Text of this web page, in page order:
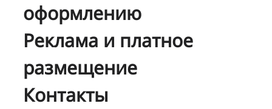
оформлению
Реклама и платное
размещение
Контакты